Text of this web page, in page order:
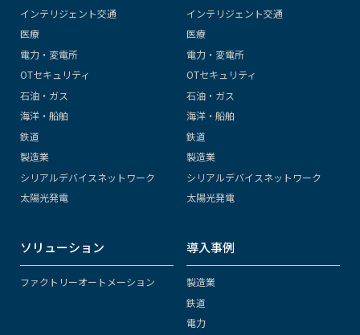
インテリジェント交通
医療
電力・変電所
OTセキュリティ
石油・ガス
海洋・船舶
鉄道
製造業
シリアルデバイスネットワーク
太陽光発電
インテリジェント交通
医療
電力・変電所
OTセキュリティ
石油・ガス
海洋・船舶
鉄道
製造業
シリアルデバイスネットワーク
太陽光発電
ソリューション
ファクトリーオートメーション
導入事例
製造業
鉄道
電力